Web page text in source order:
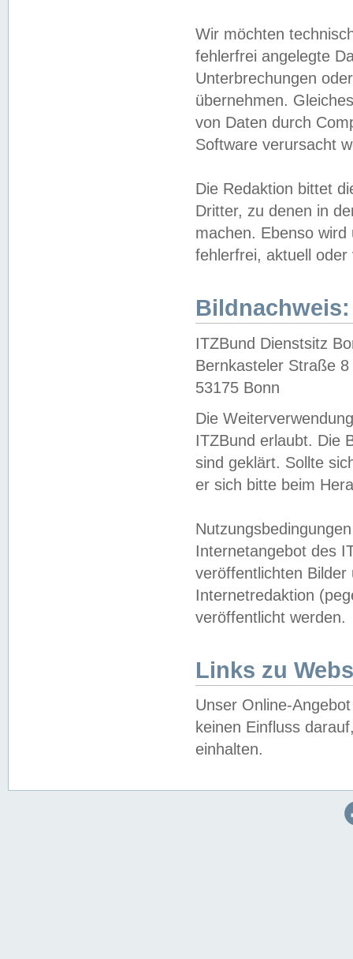
Wir möchten
fehlerfrei angelegte
Unterbrechungen
übernehmen.
von Daten durch
Software verursacht
Die Redaktion bittet
Dritter, zu denen in
machen. Ebenso
fehlerfrei, aktuell oder
Bildnachweis:
ITZBund Dienstsitz
Bernkasteler Straße 8
53175 Bonn
Die
ITZBund erlaubt. Die
sind geklärt. Sollte
er sich bitte beim
Internetangebot des
veröffentlichten
Internetredaktion
veröffentlicht werden.
Links zu
Unser Online-
keinen Einfluss
einhalten.